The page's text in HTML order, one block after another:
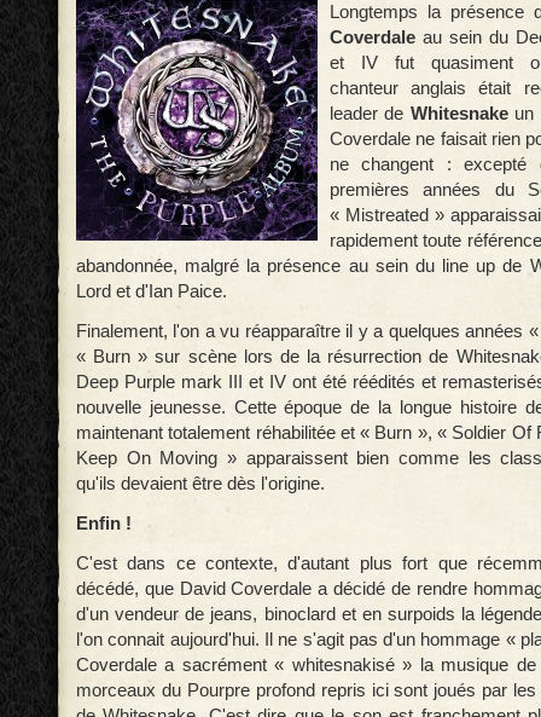
Longtemps la présence
Coverdale au sein du
et IV fut quasiment
chanteur anglais était
leader de Whitesnakeun
Coverdale ne faisait rien
ne changent : excepté
premières années du
« Mistreated »
rapidement toute
abandonnée, malgré la présence au sein du line up de
Lord et d'Ian Paice.
Finalement, l'on a vu réapparaître il y a quelques années
« Burn » sur scène lors de la résurrection de
Deep Purple mark III et IV ont été réédités et
nouvelle jeunesse. Cette époque de la longue histoire
maintenant totalement réhabilitée et « Burn », « Soldier Of
Keep On Moving » apparaissent bien comme les
qu'ils devaient être dès l'origine.
Enfin !
C'est dans ce contexte, d'autant plus fort que
décédé, que David Coverdale a décidé de rendre
d'un vendeur de jeans, binoclard et en surpoids la
l'on connait aujourd'hui. Il ne s'agit pas d'un hommage «
Coverdale a sacrément « whitesnakisé » la musique
morceaux du Pourpre profond repris ici sont joués par